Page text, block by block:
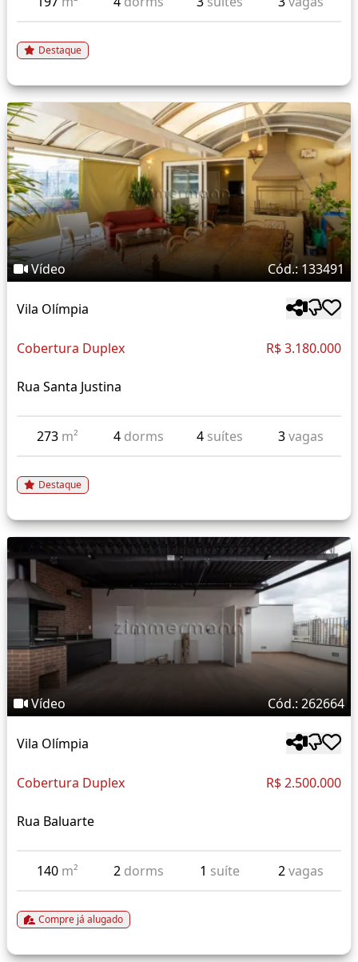
Destaque
Vídeo Cód.: 133491
Vila Olímpia
Cobertura Duplex R$ 3.180.000
Rua Santa Justina
273 m² 4 dorms 4 suítes 3vagas
Destaque
Vídeo Cód.: 262664
Vila Olímpia
Cobertura Duplex R$ 2.500.000
Rua Baluarte
140 m² 2 dorms 1 suíte 2vagas
Compre já alugado